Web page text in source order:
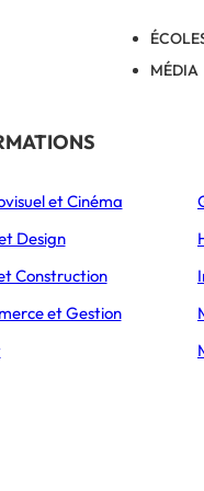
MÉDIA
Éducation
et Cinéma
Design
Construction
et Gestion